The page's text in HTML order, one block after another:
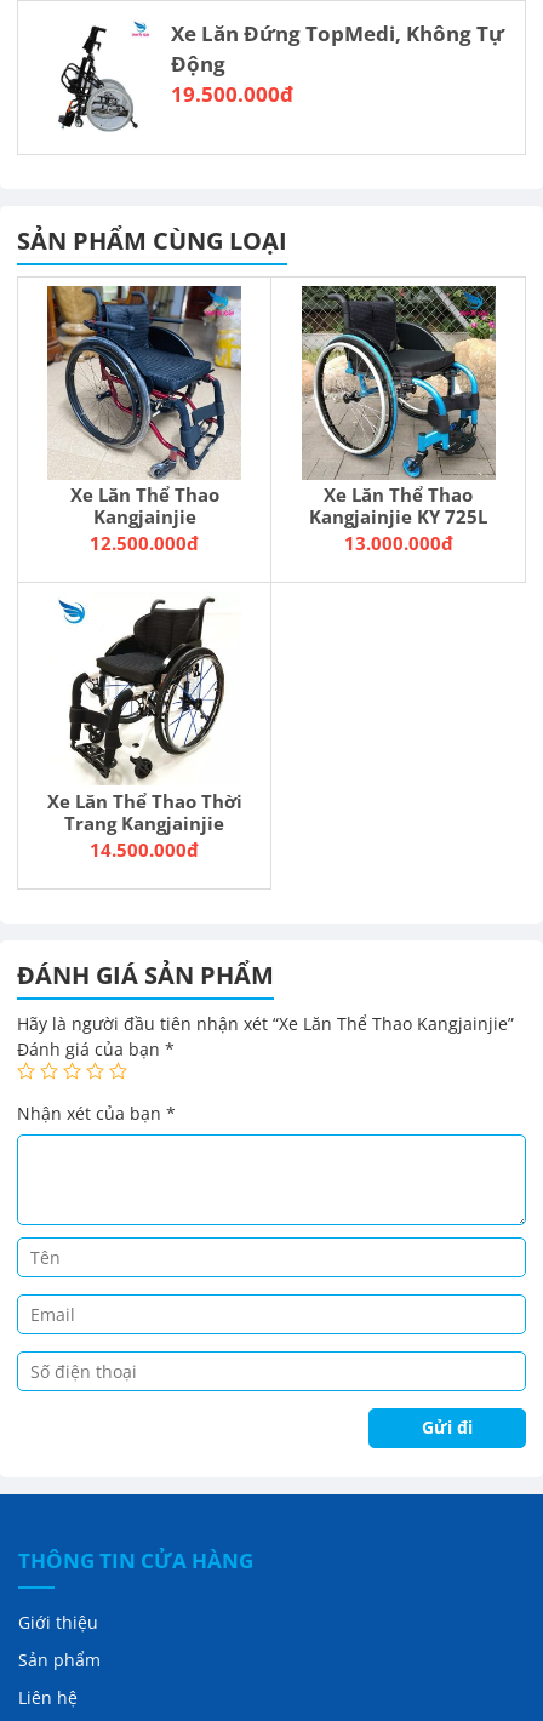
Xe Lăn Đứng TopMedi, Không Tự
Động
19.500.000đ
SẢN PHẨM CÙNG LOẠI
Xe Lăn Thể Thao
Kangjainjie
12.500.000đ
Xe Lăn Thể Thao
Kangjainjie KY 725L
13.000.000đ
Xe Lăn Thể Thao Thời
Trang Kangjainjie
14.500.000đ
ĐÁNH GIÁ SẢN PHẨM
Hãy là người đầu tiên nhận xét “Xe Lăn Thể Thao Kangjainjie”
Đánh giá của bạn *
Nhận xét của bạn *
THÔNG TIN CỬA HÀNG
Giới thiệu
Sản phẩm
Liên hệ